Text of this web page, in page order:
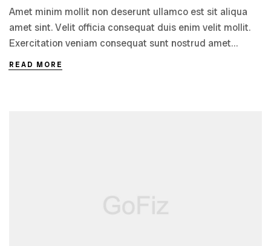
Amet minim mollit non deserunt ullamco est sit aliqua
amet sint. Velit officia consequat duis enim velit mollit.
Exercitation veniam consequat sunt nostrud amet…
READ MORE